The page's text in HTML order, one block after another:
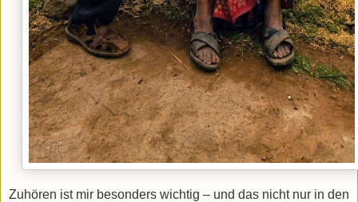
Zuhören ist mir besonders wichtig – und das nicht nur in den